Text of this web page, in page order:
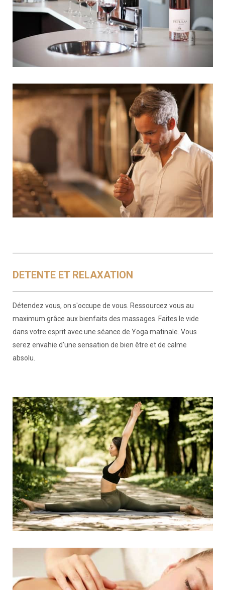
DETENTE ET RELAXATION
Détendez vous, on s'occupe de vous. Ressourcez vous au
maximum grâce aux bienfaits des massages. Faites le vide
dans votre esprit avec une séance de Yoga matinale. Vous
serez envahie d'une sensation de bien être et de calme
absolu.